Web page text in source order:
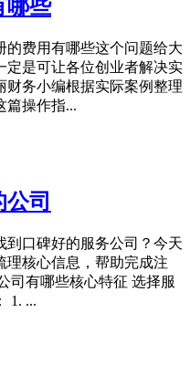
哪些
的费用有哪些这个问题给大
定是可让各位创业者解决实
财务小编根据实际案例整理
篇操作指...
司
到口碑好的服务公司？今天
理核心信息，帮助完成注
司有哪些核心特征 选择服
1. ...